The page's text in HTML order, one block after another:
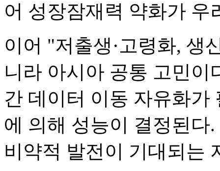
어 성장잠재력 약화가 우
이어 "저출생·고령화, 생
니라 아시아 공통 고민
간 데이터 이동 자유화
에 의해 성능이 결정된다
비약적 발전이 기대되는